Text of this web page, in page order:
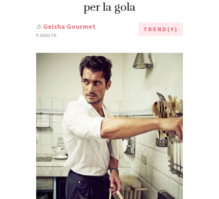
per la gola
di Geisha Gourmet
9 ANNI FA
TREND(Y)